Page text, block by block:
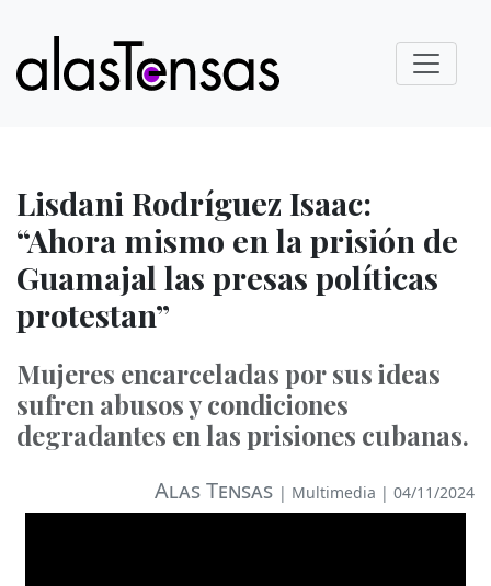
Lisdani Rodríguez Isaac:
“Ahora mismo en la prisión de
Guamajal las presas políticas
protestan”
Mujeres encarceladas por sus ideas
sufren abusos y condiciones
degradantes en las prisiones cubanas.
Alas Tensas | Multimedia | 04/11/2024